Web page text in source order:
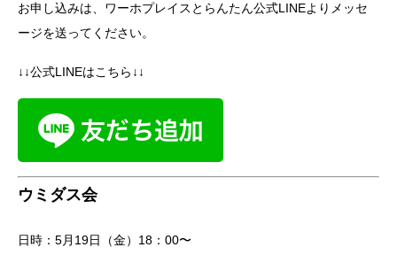
お申し込みは、ワーホプレイスとらんたん公式LINEよりメッセ
ージを送ってください。
↓↓公式LINEはこちら↓↓
ウミダス会
日時：5月19日（金）18：00〜